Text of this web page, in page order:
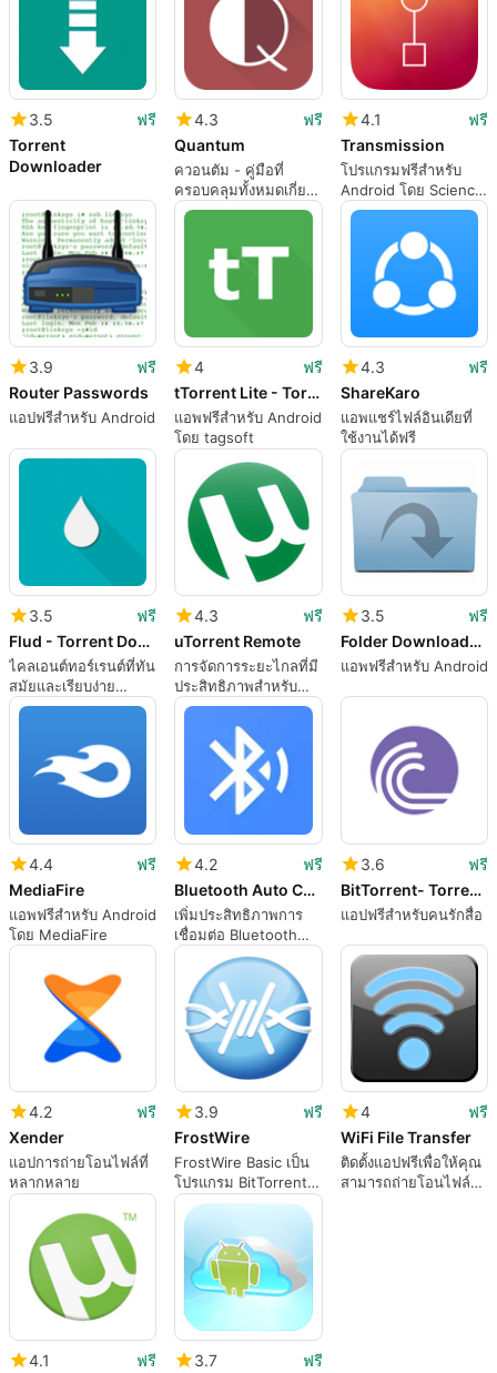
3.5
ฟรี
Torrent
Downloader
4.3
ฟรี
Quantum
ควอนตัม - คู่มือที่
ครอบคลุมทั้งหมดเกี่ยว
กับกลศาสตร์ควอนตัม
4.1
ฟรี
Transmission
โปรแกรมฟรีสำหรับ
Android โดย Science
Museum.
3.9
ฟรี
Router Passwords
แอปฟรีสำหรับ Android
4
ฟรี
tTorrent Lite - Torrent Client
แอพฟรีสำหรับ Android
โดย tagsoft
4.3
ฟรี
ShareKaro
แอพแชร์ไฟล์อินเดียที่
ใช้งานได้ฟรี
3.5
ฟรี
Flud - Torrent Downloader
ไคลเอนต์ทอร์เรนต์ที่ทัน
สมัยและเรียบง่าย
สำหรับมือถือ
4.3
ฟรี
uTorrent Remote
การจัดการระยะไกลที่มี
ประสิทธิภาพสำหรับ
uTorrent
3.5
ฟรี
Folder Downloader for DropBox
แอพฟรีสำหรับ Android
4.4
ฟรี
MediaFire
แอพฟรีสำหรับ Android
โดย MediaFire
4.2
ฟรี
Bluetooth Auto Connect
เพิ่มประสิทธิภาพการ
เชื่อมต่อ Bluetooth
ของคุณ
3.6
ฟรี
BitTorrent- Torrent Downloads
แอปฟรีสำหรับคนรักสื่อ
4.2
ฟรี
Xender
แอปการถ่ายโอนไฟล์ที่
หลากหลาย
3.9
ฟรี
FrostWire
FrostWire Basic เป็น
โปรแกรม BitTorrent
Client และ
SoundCloud
Downloader เต็มรูป
แบบพร้อมด้วยมีเดียเพล
เยอร์
4
ฟรี
WiFi File Transfer
ติดตั้งแอปฟรีเพื่อให้คุณ
สามารถถ่ายโอนไฟล์
4.1
ฟรี
3.7
ฟรี